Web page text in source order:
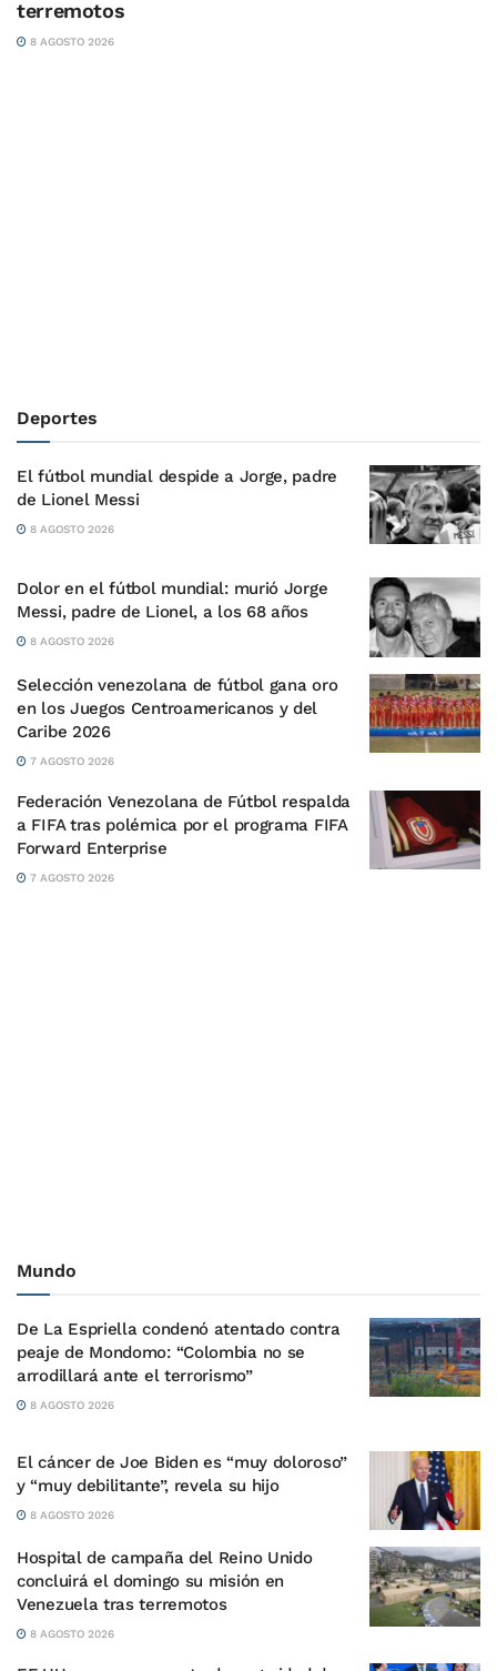
terremotos
8 AGOSTO 2026
Deportes
El fútbol mundial despide a Jorge, padre
de Lionel Messi
8 AGOSTO 2026
Dolor en el fútbol mundial: murió Jorge
Messi, padre de Lionel, a los 68 años
8 AGOSTO 2026
Selección venezolana de fútbol gana oro
en los Juegos Centroamericanos y del
Caribe 2026
7 AGOSTO 2026
Federación Venezolana de Fútbol respalda
a FIFA tras polémica por el programa FIFA
Forward Enterprise
7 AGOSTO 2026
Mundo
De La Espriella condenó atentado contra
peaje de Mondomo: “Colombia no se
arrodillará ante el terrorismo”
8 AGOSTO 2026
El cáncer de Joe Biden es “muy doloroso”
y “muy debilitante”, revela su hijo
8 AGOSTO 2026
Hospital de campaña del Reino Unido
concluirá el domingo su misión en
Venezuela tras terremotos
8 AGOSTO 2026